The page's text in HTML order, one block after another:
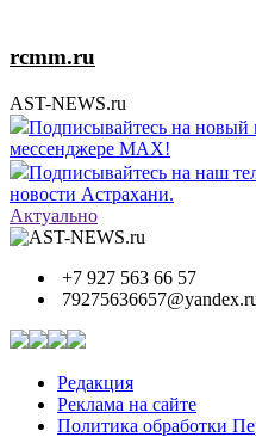
rcmm.ru
AST-NEWS.ru
Подписывайтесь на новый
мессенджере MAX!
Подписывайтесь на наш
новости Астрахани.
Актуально
+7 927 563 66 57
Редакция
Реклама на сайте
Политика обработки